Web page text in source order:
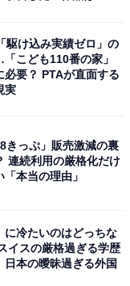
還元されること
ニュース お買
、毎日のお買いも
届け。編集部員によ
情報も満載です。
...続きを読む
】「山代温泉 雄
中
駆け込み実績ゼロ」の
こども110番の家」
必要？ PTAが直面する
実
きっぷ」販売激減の裏
連続利用の厳格化だけ
「本当の理由」
に冷たいのはどっちな
イスの厳格過ぎる学歴
日本の曖昧過ぎる外国